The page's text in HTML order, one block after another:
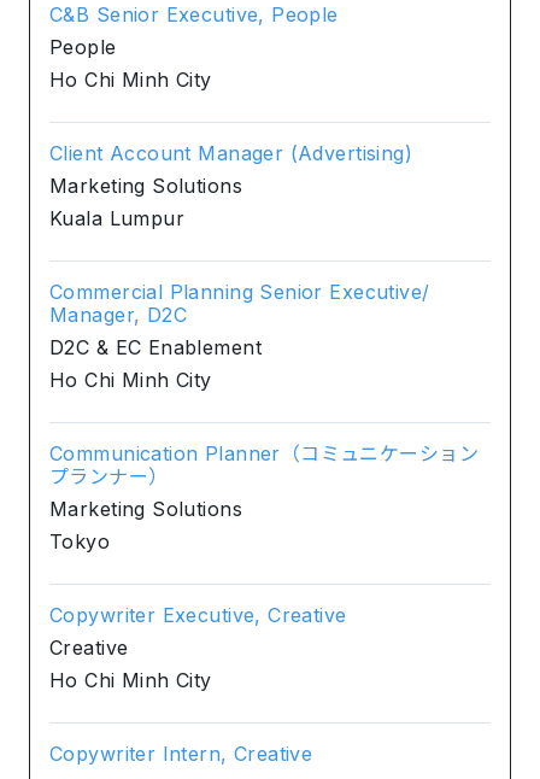
C&B Senior Executive, People
People
Ho Chi Minh City
Client Account Manager (Advertising)
Marketing Solutions
Kuala Lumpur
Commercial Planning Senior Executive/
Manager, D2C
D2C & EC Enablement
Ho Chi Minh City
Communication Planner（コミュニケーション
プランナー）
Marketing Solutions
Tokyo
Copywriter Executive, Creative
Creative
Ho Chi Minh City
Copywriter Intern, Creative